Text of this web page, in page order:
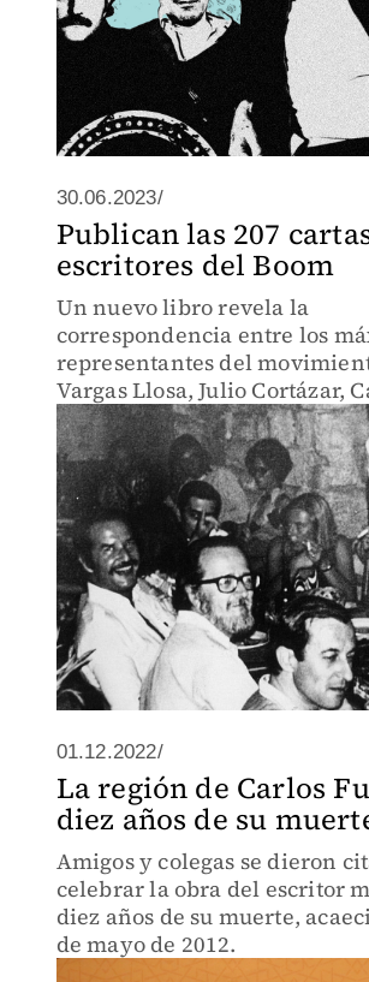
30.06.2023/
Publican las 207
escritores del Boom
Un nuevo libro revela la
correspondencia entre los
representantes del
Vargas Llosa, Julio Cortázar,
Fuentes y Gabriel García
01.12.2022/
La región de Carlos
diez años de su
Amigos y colegas se dieron
celebrar la obra del escritor
diez años de su muerte,
de mayo de 2012.